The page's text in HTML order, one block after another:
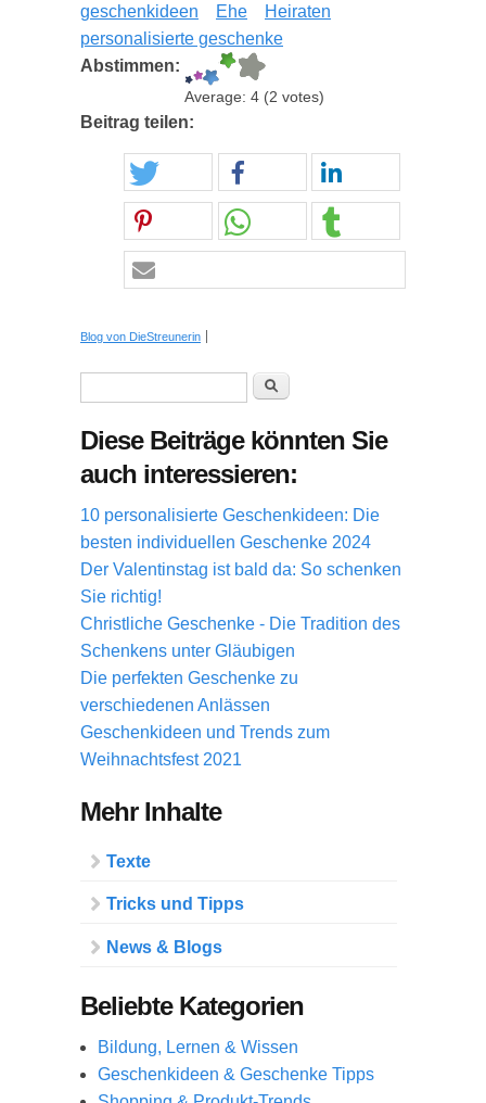
geschenkideen
Ehe
Heiraten
personalisierte geschenke
Abstimmen:
Average: 4 (2 votes)
Beitrag teilen:
Blog von DieStreunerin
Suche
Diese Beiträge könnten Sie
auch interessieren:
10 personalisierte Geschenkideen: Die
besten individuellen Geschenke 2024
Der Valentinstag ist bald da: So schenken
Sie richtig!
Christliche Geschenke - Die Tradition des
Schenkens unter Gläubigen
Die perfekten Geschenke zu
verschiedenen Anlässen
Geschenkideen und Trends zum
Weihnachtsfest 2021
Mehr Inhalte
Texte
Tricks und Tipps
News & Blogs
Beliebte Kategorien
Bildung, Lernen & Wissen
Geschenkideen & Geschenke Tipps